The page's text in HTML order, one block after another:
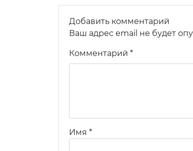
Добавить комментарий
Ваш адрес email не будет
Комментарий *
Имя *